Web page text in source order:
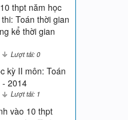
thpt năm học
Toán thời gian
kể thời gian
Lượt tải: 0
kỳ II môn: Toán
2014
Lượt tải: 1
vào 10 thpt